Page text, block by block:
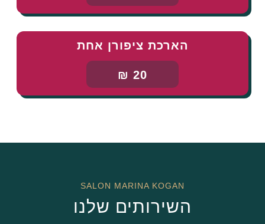
הארכת ציפורן אחת
20 ₪
SALON MARINA KOGAN
השירותים שלנו